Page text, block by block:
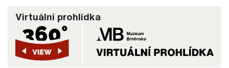
Virtuální prohlídka